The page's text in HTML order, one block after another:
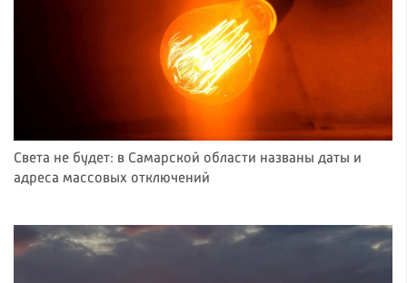
Света не будет: в Самарской области названы даты и
адреса массовых отключений